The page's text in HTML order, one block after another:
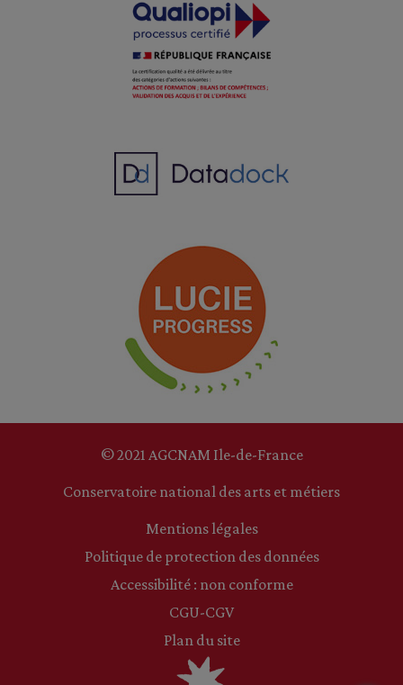
© 2021 AGCNAM Ile-de-France
Conservatoire national des arts et métiers
Mentions légales
Politique de protection des données
Accessibilité : non conforme
CGU-CGV
Plan du site